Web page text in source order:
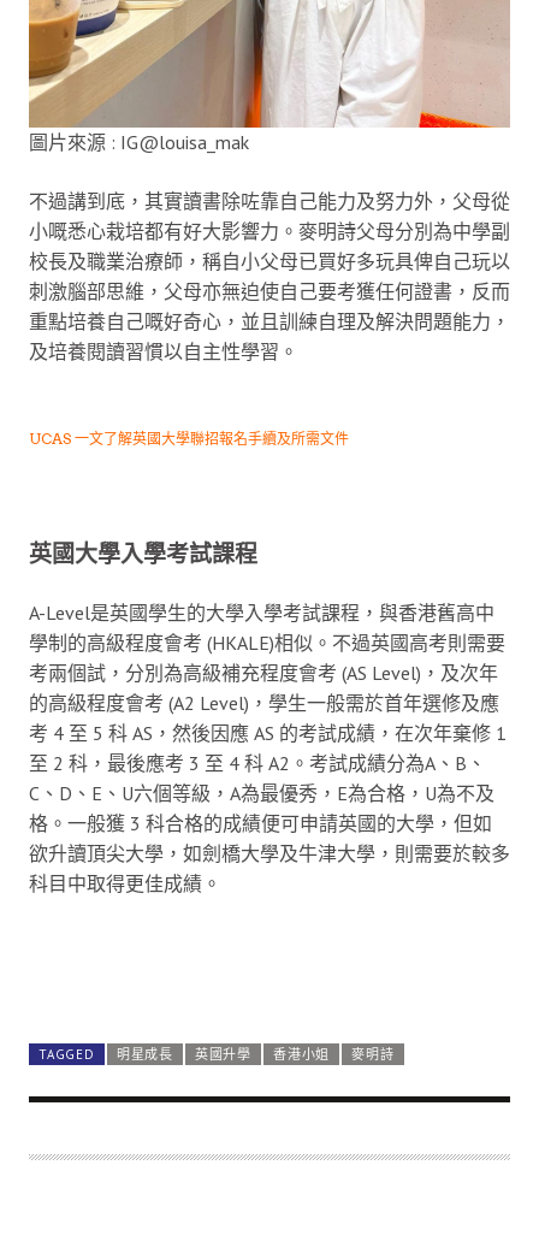
圖片來源 : IG@louisa_mak
不過講到底，其實讀書除咗靠自己能力及努力外，父母從
小嘅悉心栽培都有好大影響力。麥明詩父母分別為中學副
校長及職業治療師，稱自小父母已買好多玩具俾自己玩以
刺激腦部思維，父母亦無迫使自己要考獲任何證書，反而
重點培養自己嘅好奇心，並且訓練自理及解決問題能力，
及培養閱讀習慣以自主性學習。
UCAS 一文了解英國大學聯招報名手續及所需文件
英國大學入學考試課程
A-Level是英國學生的大學入學考試課程，與香港舊高中
學制的高級程度會考 (HKALE)相似。不過英國高考則需要
考兩個試，分別為高級補充程度會考 (AS Level)，及次年
的高級程度會考 (A2 Level)，學生一般需於首年選修及應
考 4 至 5 科 AS，然後因應 AS 的考試成績，在次年棄修 1
至 2 科，最後應考 3 至 4 科 A2。考試成績分為A、B、
C、D、E、U六個等級，A為最優秀，E為合格，U為不及
格。一般獲 3 科合格的成績便可申請英國的大學，但如
欲升讀頂尖大學，如劍橋大學及牛津大學，則需要於較多
科目中取得更佳成績。